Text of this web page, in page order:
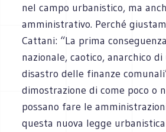
nel campo urbanistico, ma
amministrativo. Perché
Cattani: “La prima
nazionale, caotico, anarchico
disastro delle finanze
dimostrazione di come poco o
possano fare le
questa nuova legge